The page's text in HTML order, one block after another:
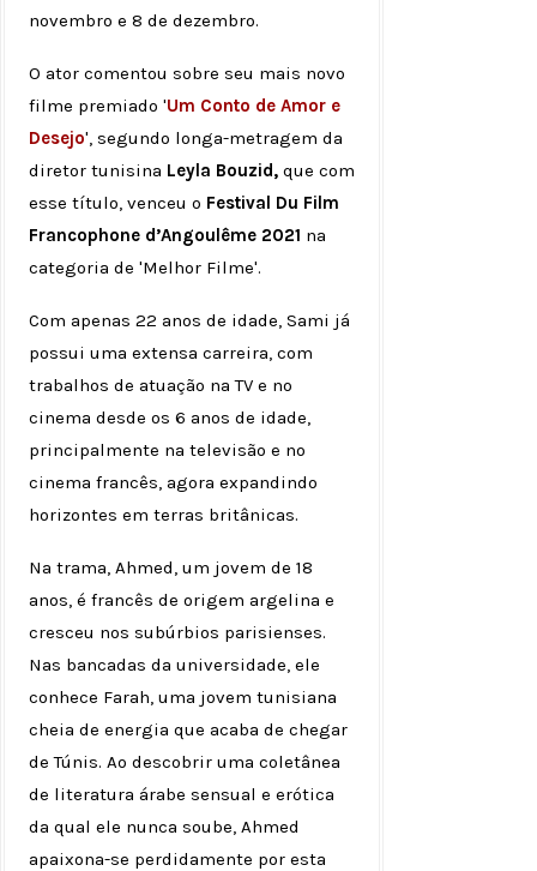
novembro e 8 de dezembro.
O ator comentou sobre seu mais novo
filme premiado 'Um Conto de Amor e
Desejo', segundo longa-metragem da
diretor tunisina Leyla Bouzid, que com
esse título, venceu o Festival Du Film
Francophone d’Angoulême 2021 na
categoria de 'Melhor Filme'.
Com apenas 22 anos de idade, Sami já
possui uma extensa carreira, com
trabalhos de atuação na TV e no
cinema desde os 6 anos de idade,
principalmente na televisão e no
cinema francês, agora expandindo
horizontes em terras britânicas.
Na trama, Ahmed, um jovem de 18
anos, é francês de origem argelina e
cresceu nos subúrbios parisienses.
Nas bancadas da universidade, ele
conhece Farah, uma jovem tunisiana
cheia de energia que acaba de chegar
de Túnis. Ao descobrir uma coletânea
de literatura árabe sensual e erótica
da qual ele nunca soube, Ahmed
apaixona-se perdidamente por esta